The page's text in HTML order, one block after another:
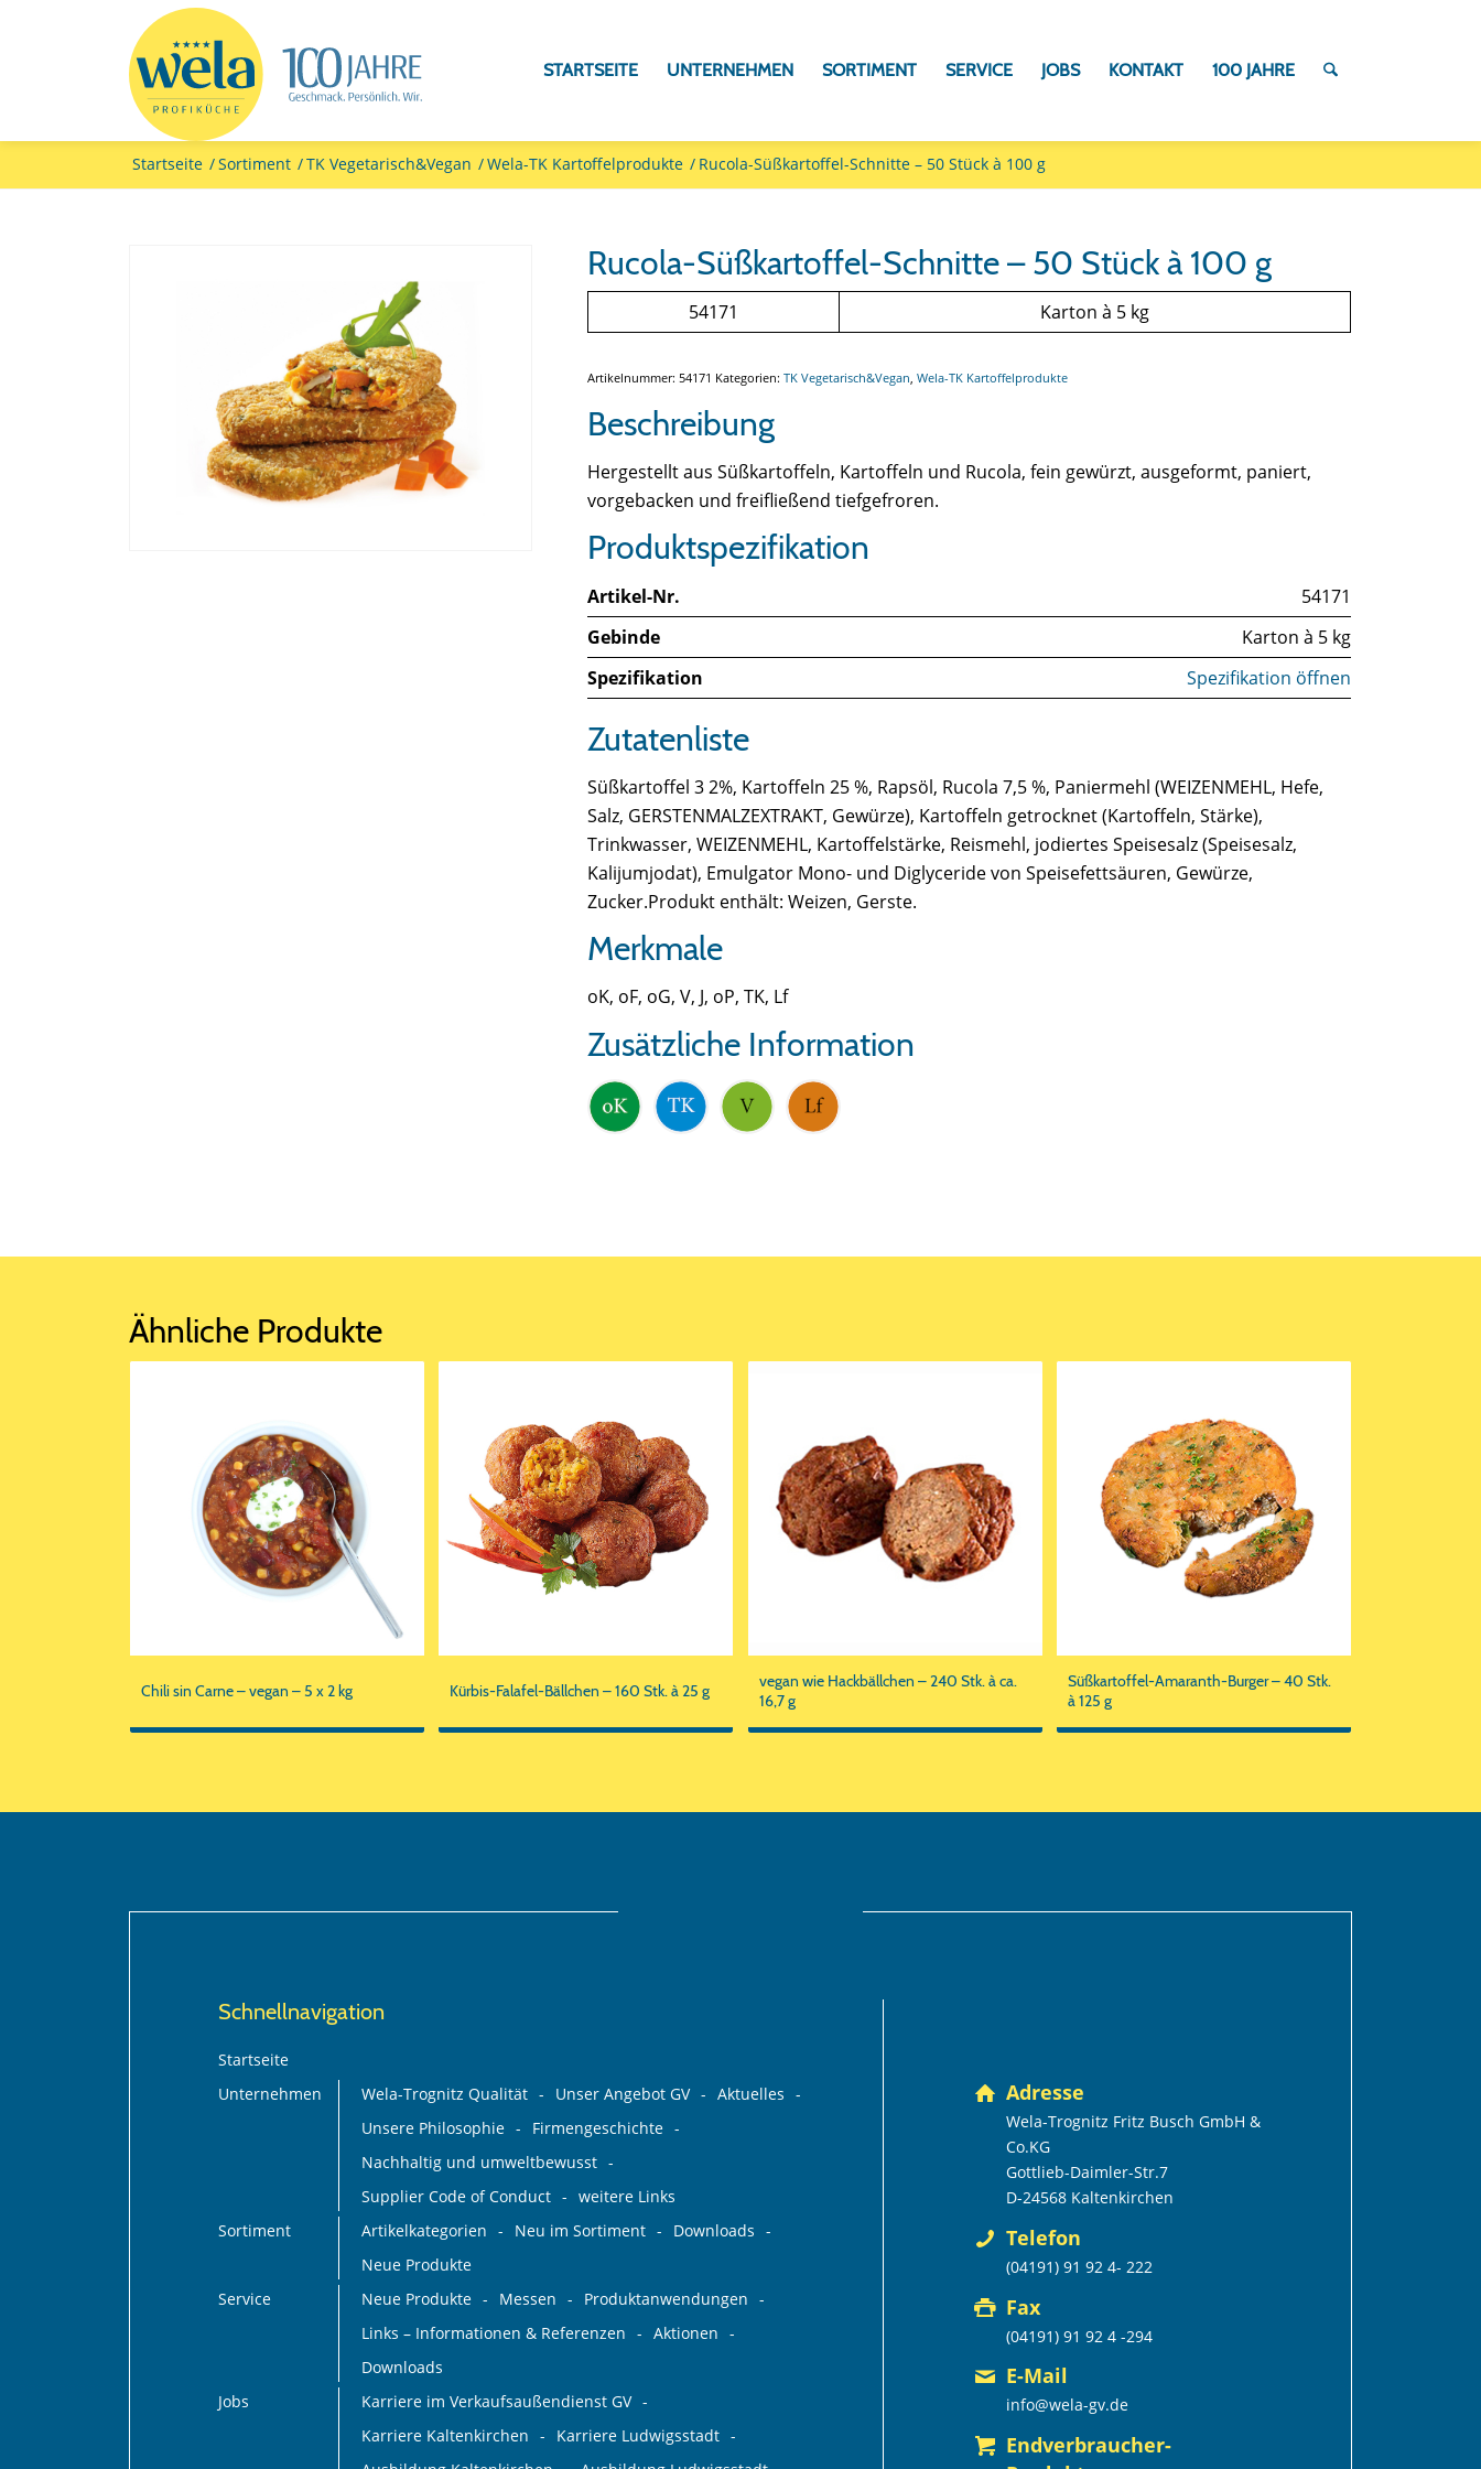
STARTSEITE UNTERNEHMEN SORTIMENT SERVICE JOBS KONTAKT 100 JAHRE
Startseite /Sortiment /TK Vegetarisch&Vegan /Wela-TK Kartoffelprodukte / Rucola-Süßkartoffel-Schnitte – 50 Stück à 100 g
Rucola-Süßkartoffel-Schnitte – 50 Stück à 100 g
54171 Karton à 5 kg
Artikelnummer:54171 Kategorien:TK Vegetarisch&Vegan,Wela-TK Kartoffelprodukte
Beschreibung
Hergestellt aus Süßkartoffeln, Kartoffeln und Rucola, fein gewürzt, ausgeformt, paniert,
vorgebacken und freifließend tiefgefroren.
Produktspezifikation
Artikel-Nr.
54171
Gebinde
Karton à 5 kg
Spezifikation
Spezifikation öffnen
Zutatenliste
Süßkartoffel 3 2%, Kartoffeln 25 %, Rapsöl, Rucola 7,5 %, Paniermehl (WEIZENMEHL, Hefe,
Salz, GERSTENMALZEXTRAKT, Gewürze), Kartoffeln getrocknet (Kartoffeln, Stärke),
Trinkwasser, WEIZENMEHL, Kartoffelstärke, Reismehl, jodiertes Speisesalz (Speisesalz,
Kalijumjodat), Emulgator Mono- und Diglyceride von Speisefettsäuren, Gewürze,
Zucker.Produkt enthält: Weizen, Gerste.
Merkmale
oK, oF, oG, V, J, oP, TK, Lf
Zusätzliche Information
Ähnliche Produkte
Chili sin Carne – vegan – 5 x 2 kg Kürbis-Falafel-Bällchen – 160 Stk. à 25 g
vegan wie Hackbällchen – 240 Stk. à ca.
16,7 g
Süßkartoffel-Amaranth-Burger – 40 Stk.
à 125 g
Schnellnavigation
Startseite
Unternehmen
Wela-Trognitz Qualität Unser Angebot GV
Aktuelles
Unsere Philosophie
Firmengeschichte
Nachhaltig und umweltbewusst
Supplier Code of Conduct
weitere Links
Sortiment
Artikelkategorien Neu im Sortiment
Downloads
Neue Produkte
Service
Neue Produkte Messen
Produktanwendungen
Links – Informationen & Referenzen
Aktionen
Downloads
Jobs
Karriere im Verkaufsaußendienst GV
Karriere Kaltenkirchen
Karriere Ludwigsstadt
Adresse
Wela-Trognitz Fritz Busch GmbH &
Co.KG
Gottlieb-Daimler-Str.7
D-24568 Kaltenkirchen
Telefon
(04191) 91 92 4- 222
Fax
(04191) 91 92 4 -294
E-Mail
info@wela-gv.de
Endverbraucher-